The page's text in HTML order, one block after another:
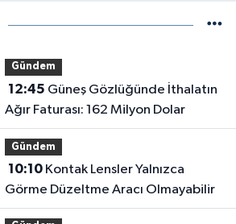
Gündem
12:45
Ağır Faturası: 162 Milyon Dolar
Gündem
10:10Kontak Lensler Yalnızca
Görme Düzeltme Aracı Olmayabilir